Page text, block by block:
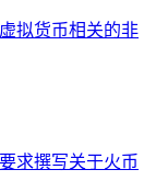
拟货币相关的非
求撰写关于火币